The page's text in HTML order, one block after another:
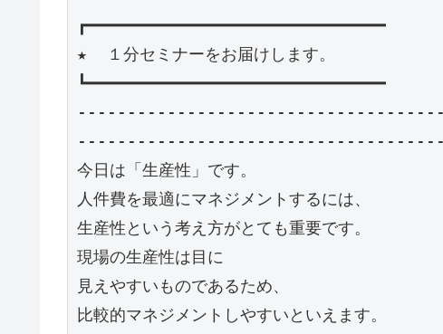
┏━━━━━━━━━━━━━━━━━━━━━━━━━━━━━━
★  １分セミナーをお届けします。
┗━━━━━━━━━━━━━━━━━━━━━━━━━━━━━━
今日は「生産性」です。
人件費を最適にマネジメントするには、
生産性という考え方がとても重要です。
現場の生産性は目に
見えやすいものであるため、
比較的マネジメントしやすいといえます。